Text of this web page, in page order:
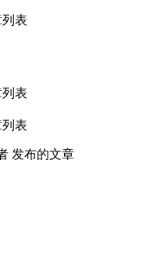
表
表
表
发布的文章